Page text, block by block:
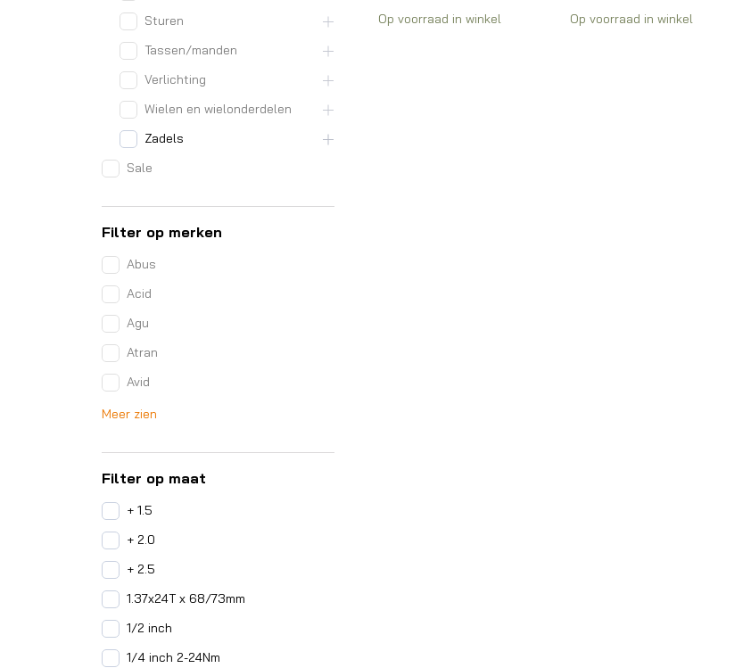
Sturen
Tassen/manden
Verlichting
Wielen en wielonderdelen
Zadels
Sale
Filter op merken
Abus
Acid
Agu
Atran
Avid
Meer zien
Filter op maat
+ 1.5
+ 2.0
+ 2.5
1.37x24T x 68/73mm
1/2 inch
1/4 inch 2-24Nm
Op voorraad in winkel Op voorraad in winkel